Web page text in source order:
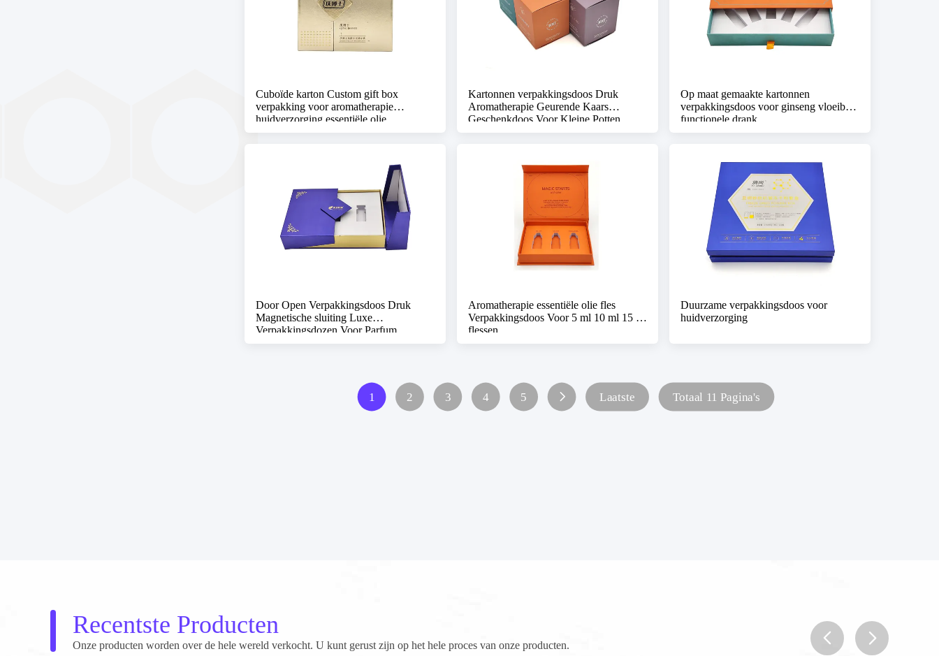
Cuboïde karton Custom gift box
verpakking voor aromatherapie
huidverzorging essentiële olie
Kartonnen verpakkingsdoos Druk
Aromatherapie Geurende Kaars
Geschenkdoos Voor Kleine Potten
Op maat gemaakte kartonnen
verpakkingsdoos voor ginseng vloeibare
functionele drank
Door Open Verpakkingsdoos Druk
Magnetische sluiting Luxe
Verpakkingsdozen Voor Parfum
Aromatherapie essentiële olie fles
Verpakkingsdoos Voor 5 ml 10 ml 15 ml
flessen
Duurzame verpakkingsdoos voor
huidverzorging
1 2 3 4 5 Laatste Totaal 11 Pagina's
Recentste Producten
Onze producten worden over de hele wereld verkocht. U kunt gerust zijn op het hele proces van onze producten.